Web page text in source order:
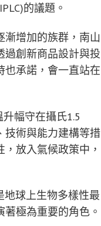
的議題。
漸增加的族群，南山
過創新商品設計與投
也承諾，會一直站在
幅守在攝氏1.5
技術與能力建構等措
放入氣候政策中，
地球上生物多樣性最
極為重要的角色。